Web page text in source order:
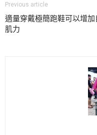
Previous article
適量穿戴極簡跑鞋可以增加
肌力